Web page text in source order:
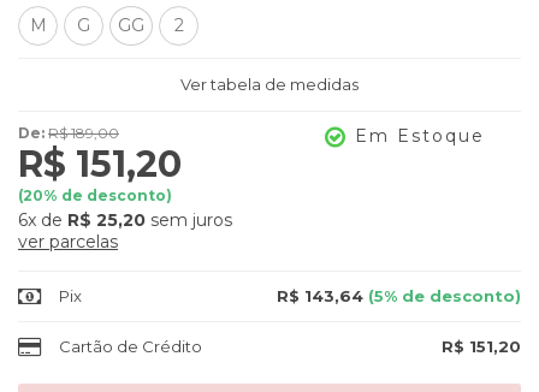
M G GG 2
Ver tabela de medidas
De: R$ 189,00
R$ 151,20
(20% de desconto)
6x de R$ 25,20 sem juros
ver parcelas
Em Estoque
Pix R$ 143,64 (5% de desconto)
Cartão de Crédito R$ 151,20